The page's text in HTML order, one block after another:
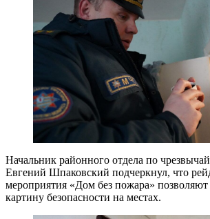
Начальник районного отдела по
Евгений Шпаковский подчеркнул, что
мероприятия «Дом без пожара»
картину безопасности на местах.​